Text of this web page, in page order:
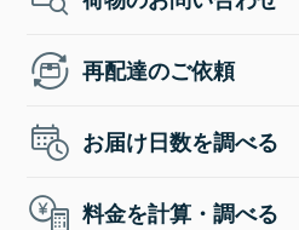
再配達のご依頼
お届け日数を調べる
料金を計算・調べる